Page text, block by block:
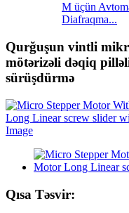
M üçün
Diafraqma...
Qurğuşun vintli
mötərizəli dəqiq
sürüşdürmə
Qısa Təsvir: